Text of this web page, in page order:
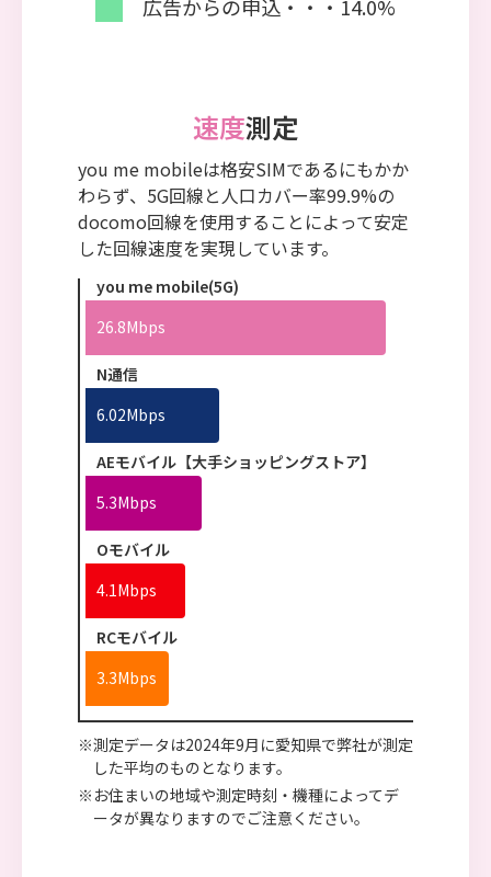
広告からの申込・・・14.0%
速度測定
you me mobileは格安SIMであるにもかか
わらず、5G回線と人口カバー率99.9%の
docomo回線を使用することによって安定
した回線速度を実現しています。
you me mobile(5G)
26.8Mbps
N通信
6.02Mbps
AEモバイル【大手ショッピングストア】
5.3Mbps
Oモバイル
4.1Mbps
RCモバイル
3.3Mbps
※測定データは2024年9月に愛知県で弊社が測定
した平均のものとなります。
※お住まいの地域や測定時刻・機種によってデ
ータが異なりますのでご注意ください。